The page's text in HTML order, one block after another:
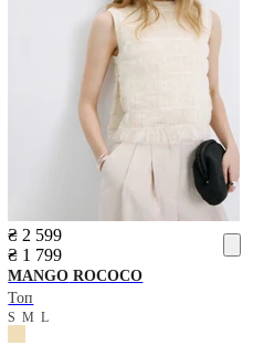
₴ 2 599
₴ 1 799
MANGO ROCOCO
Топ
SML